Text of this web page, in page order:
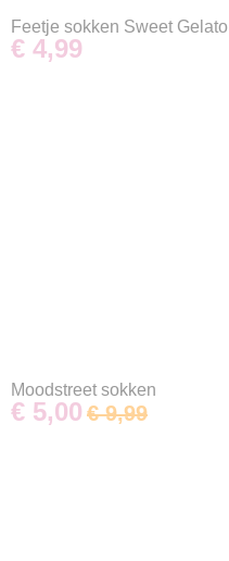
Feetje sokken Sweet Gelato
€ 4,99
Moodstreet sokken
€ 5,00 € 9,99